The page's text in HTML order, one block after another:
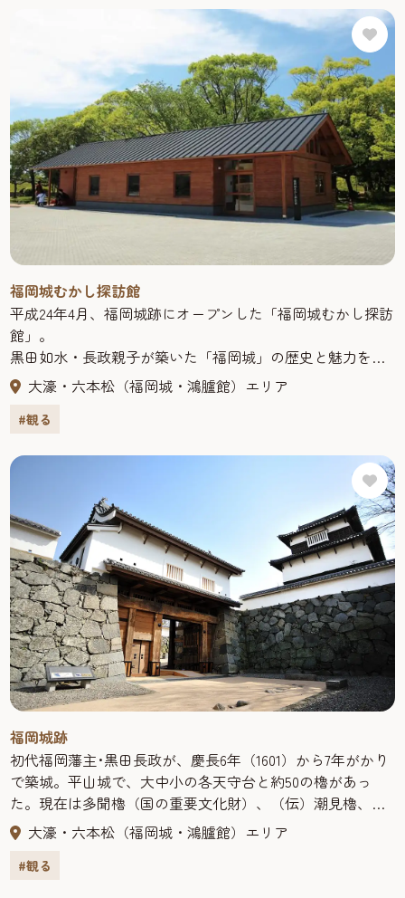
福岡城むかし探訪館
平成24年4月、福岡城跡にオープンした「福岡城むかし探訪
館」。
黒田如水・長政親子が築いた「福岡城」の歴史と魅力を紹
介する施設です。
「時空のバーチャルムービー」では、昔の福岡城をCGで再
現！迫力あるリアルな映像は圧巻で、風格ある福岡城の勇
包まれている福岡城の天守閣が登場。今と昔を交差しなが
「福岡城むかし探訪館」周辺では、様々な団体がツアーイ
ベントを実施されています。
詳しくは公式ホームページをご覧ください。
大濠・六本松（福岡城・鴻臚館）エリア
#観る
福岡城跡
初代福岡藩主･黒田長政が、慶長6年（1601）から7年がかり
で築城。平山城で、大中小の各天守台と約50の櫓があっ
た。現在は多聞櫓（国の重要文化財）、（伝）潮見櫓、下
之橋御門、潮見櫓などが保存され、大天守台は展望台に
なっている。堀には県指定天然記念物のツクシオオガヤツ
リが自生し、城内には万葉歌碑もある。国指定の史跡で、
大濠・六本松（福岡城・鴻臚館）エリア
#観る